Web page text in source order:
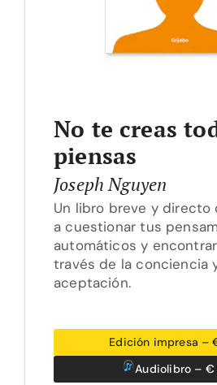
No te creas
piensas
Joseph Nguyen
Un libro breve y directo
a cuestionar tus
automáticos y
través de la conciencia
aceptación.
Edición impresa –
Audiolibro – €